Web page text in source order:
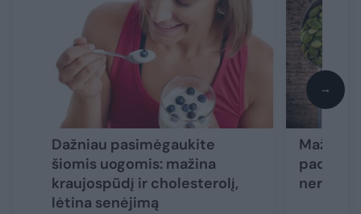
Dažniau pasimėgaukite
šiomis uogomis: mažina
kraujospūdį ir cholesterolį,
lėtina senėjimą
Mažos,
→